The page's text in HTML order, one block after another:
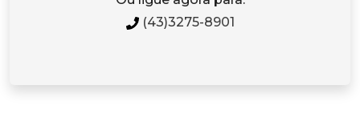
(43)3275-8901